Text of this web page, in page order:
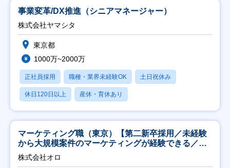
事業変革/DX推進（シニアマネージャー）
株式会社ヤマシタ
東京都
1000万~2000万
正社員採用 職種・業界未経験OK 土日祝休み
休日120日以上 産休・育休あり
マーケティング職（東京）【第二新卒採用／未経験
から大規模案件のマーケティングが経験できる／研
修充実】
株式会社オロ